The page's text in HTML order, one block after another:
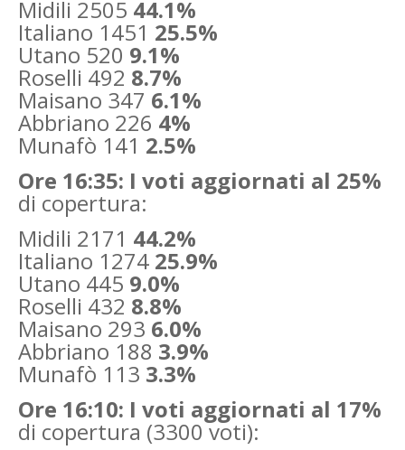
Midili 2505 44.1%
Italiano 1451 25.5%
Utano 520 9.1%
Roselli 492 8.7%
Maisano 347 6.1%
Abbriano 226 4%
Munafò 141 2.5%
Ore 16:35: I voti aggiornati al 25%
di copertura:
Midili 2171 44.2%
Italiano 1274 25.9%
Utano 445 9.0%
Roselli 432 8.8%
Maisano 293 6.0%
Abbriano 188 3.9%
Munafò 113 3.3%
Ore 16:10: I voti aggiornati al 17%
di copertura (3300 voti):